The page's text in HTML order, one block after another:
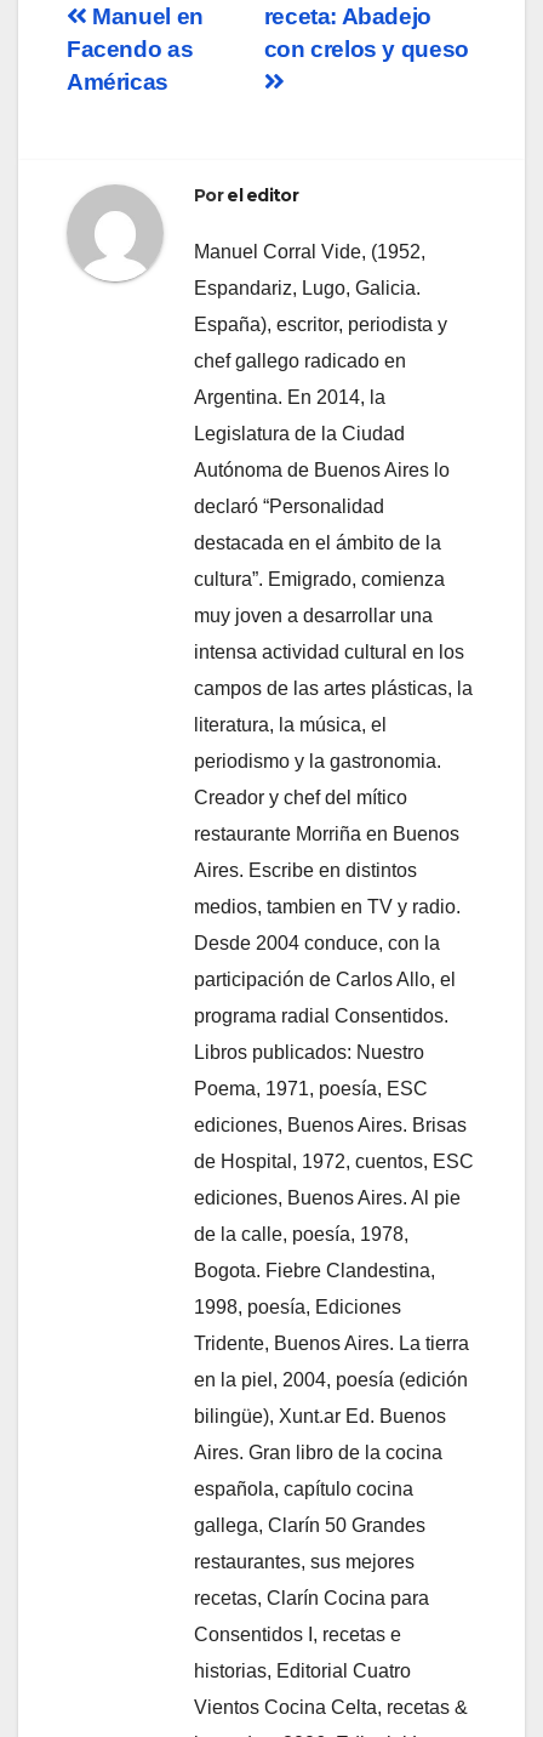
Navegación
de
receta: Abadejo
con crelos y queso
Manuel en
Facendo as
Américas
Porel editor
Manuel Corral Vide, (1952,
Espandariz, Lugo, Galicia.
España), escritor, periodista y
chef gallego radicado en
Argentina. En 2014, la
Legislatura de la Ciudad
Autónoma de Buenos Aires lo
declaró “Personalidad
destacada en el ámbito de la
cultura”. Emigrado, comienza
muy joven a desarrollar una
intensa actividad cultural en los
campos de las artes plásticas, la
literatura, la música, el
periodismo y la gastronomia.
Creador y chef del mítico
restaurante Morriña en Buenos
Aires. Escribe en distintos
medios, tambien en TV y radio.
Desde 2004 conduce, con la
participación de Carlos Allo, el
programa radial Consentidos.
Libros publicados: Nuestro
Poema, 1971, poesía, ESC
ediciones, Buenos Aires. Brisas
de Hospital, 1972, cuentos, ESC
ediciones, Buenos Aires. Al pie
de la calle, poesía, 1978,
Bogota. Fiebre Clandestina,
1998, poesía, Ediciones
Tridente, Buenos Aires. La tierra
en la piel, 2004, poesía (edición
bilingüe), Xunt.ar Ed. Buenos
Aires. Gran libro de la cocina
española, capítulo cocina
gallega, Clarín 50 Grandes
restaurantes, sus mejores
recetas, Clarín Cocina para
Consentidos I, recetas e
historias, Editorial Cuatro
Vientos Cocina Celta, recetas &